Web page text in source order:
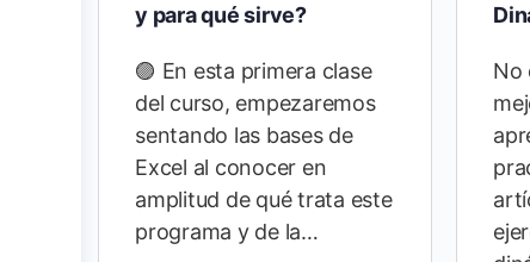
y para qué sirve?
🟣 En esta primera clase
del curso, empezaremos
sentando las bases de
Excel al conocer en
amplitud de qué trata este
programa y de la…
No